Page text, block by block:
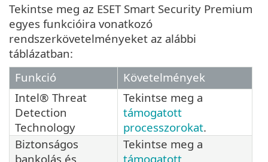
Tekintse meg az ESET Smart Security Premium
egyes funkcióira vonatkozó
rendszerkövetelményeket az alábbi
táblázatban:
Funkció
Követelmények
Intel® Threat
Detection
Technology
Tekintse meg a
támogatott
processzorokat.
Biztonságos
bankolás és
Tekintse meg a
támogatott